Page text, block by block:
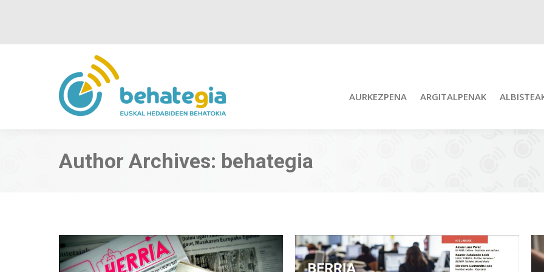
AURKEZPENA ARGITALPENAK
Author Archives: behategia